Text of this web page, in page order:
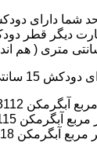
های زیر را انتخاب نمایید: